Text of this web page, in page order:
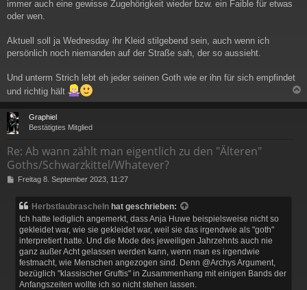
immer auch eine gewisse Zugehörigkeit wieder bzw. ein Faible für etwas
oder wen.
Aktuell soll ja Wednesday ihr Kleid stilgebend sein, auch wenn ich
persönlich noch niemanden auf der Straße sah, der so aussieht.
Und unterm Strich lebt eh jeder seinen Goth wie er ihn für sich empfindet
und richtig hält
a
Graphiel
Bestätigtes Mitglied
Re: Ab wann zählt man eigentlich zu den "Älteren"
Goths/Schwarzkittel/Whatever?
BFreitag 8. September 2023, 11:27
Herbstlaubrascheln hat geschrieben:
Ich hatte lediglich angemerkt, dass Anja Huwe beispielsweise nicht so
gekleidet war, wie sie gekleidet war, weil sie das irgendwie als "goth"
interpretiert hatte. Und die Mode des jeweiligen Jahrzehnts auch nie
ganz außer Acht gelassen werden kann, wenn man es irgendwie
festmacht, wie Menschen angezogen sind. Denn @Archys Argument,
bezüglich "klassischer Gruftis" in Zusammenhang mit einigen Bands der
Anfangszeiten wollte ich so nicht stehen lassen.